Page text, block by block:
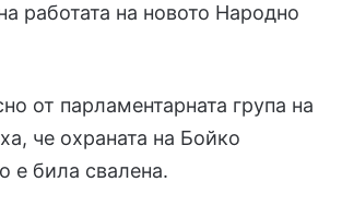
работата на новото Народно
от парламентарната група на
че охраната на Бойко
е била свалена.